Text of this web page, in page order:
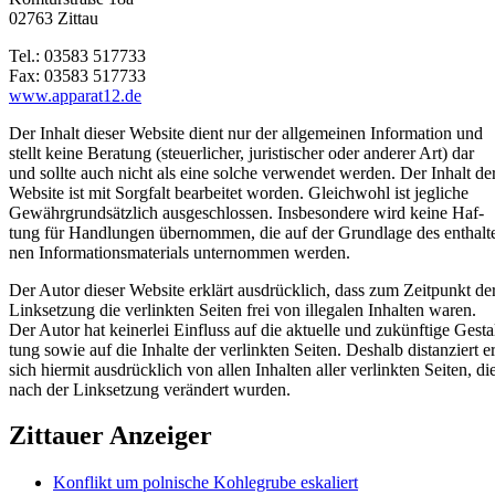
02763 Zittau
Tel.: 03583 517733
Fax: 03583 517733
www.apparat12.de
Der Inhalt dieser Website dient nur der allgemeinen Information und
stellt keine Beratung (steuerlicher, juristischer oder anderer Art) dar
und sollte auch nicht als eine solche verwendet werden. Der Inhalt
Website ist mit Sorgfalt bearbeitet worden. Gleichwohl ist jegliche
Gewährgrundsätzlich ausgeschlossen. Insbesondere wird keine Haf-
tung für Handlungen übernommen, die auf der Grundlage des
nen Informationsmaterials unternommen werden.
Der Autor dieser Website erklärt ausdrücklich, dass zum Zeitpunkt
Linksetzung die verlinkten Seiten frei von illegalen Inhalten waren.
Der Autor hat keinerlei Einfluss auf die aktuelle und zukünftige
tung sowie auf die Inhalte der verlinkten Seiten. Deshalb distanziert er
sich hiermit ausdrücklich von allen Inhalten aller verlinkten Seiten,
nach der Linksetzung verändert wurden.
Zittauer Anzeiger
Konflikt um polnische Kohlegrube eskaliert